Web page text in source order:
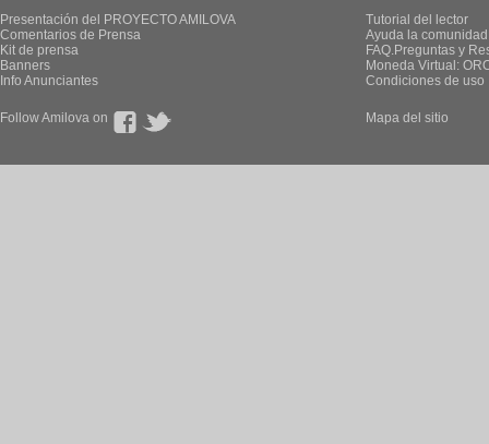
Presentación del PROYECTO AMILOVA
Comentarios de Prensa
Kit de prensa
Banners
Info Anunciantes
Tutorial del lector
Ayuda la
FAQ.Preguntas y
Moneda Virtual:
Condiciones de uso
Follow Amilova on Mapa del sitio